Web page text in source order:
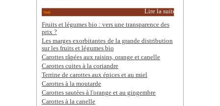
Lire la suite
Fruits et légumes bio : vers une transparence des
prix ?
Les marges exorbitantes de la grande distribution
sur les fruits et légumes bio
Carottes râpées aux raisins, orange et canelle
Carottes cuites à la coriandre
Terrine de carottes aux épices et au miel
Carottes à la moutarde
Carottes sautées à l'orange et au gingembre
Carottes à la canelle